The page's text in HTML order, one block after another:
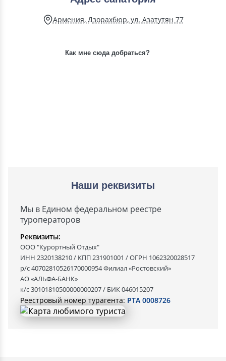
Армения, Дзорахбюр, ул. Азатутян 77
Как мне сюда добраться?
Наши реквизиты
Мы в Едином федеральном реестре
туроператоров
Реквизиты:
ООО "Курортный Отдых"
ИНН 2320138210 / КПП 231901001 / ОГРН 1062320028517
р/с 40702810526170000954 Филиал «Ростовский»
АО «АЛЬФА-БАНК»
к/с 30101810500000000207 / БИК 046015207
Реестровый номер турагента: РТА 0008726